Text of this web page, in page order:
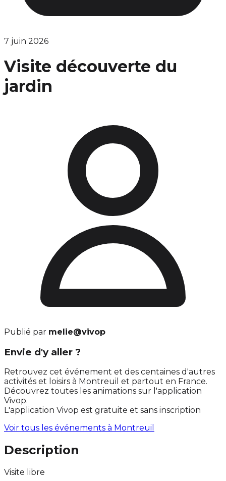
7 juin 2026
Visite découverte du
jardin
Publié par melie@vivop
Envie d'y aller ?
Retrouvez cet événement et des centaines d'autres
activités et loisirs à Montreuil et partout en France.
Découvrez toutes les animations sur l'application
Vivop.
L'application Vivop est gratuite et sans inscription
Voir tous les événements à Montreuil
Description
Visite libre